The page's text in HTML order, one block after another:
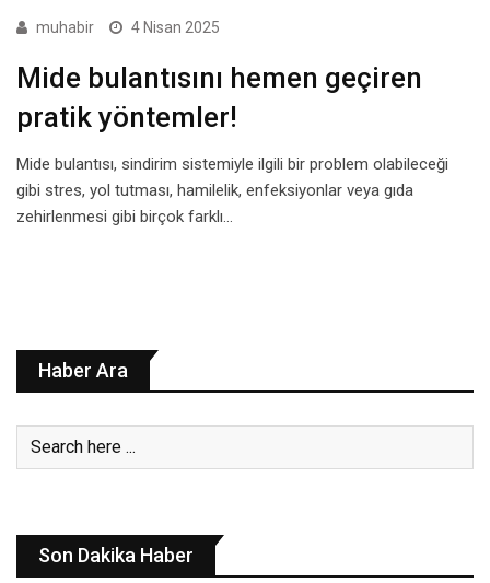
muhabir 4 Nisan 2025
Mide bulantısını hemen geçiren
pratik yöntemler!
Mide bulantısı, sindirim sistemiyle ilgili bir problem olabileceği
gibi stres, yol tutması, hamilelik, enfeksiyonlar veya gıda
zehirlenmesi gibi birçok farklı…
Haber Ara
Son Dakika Haber